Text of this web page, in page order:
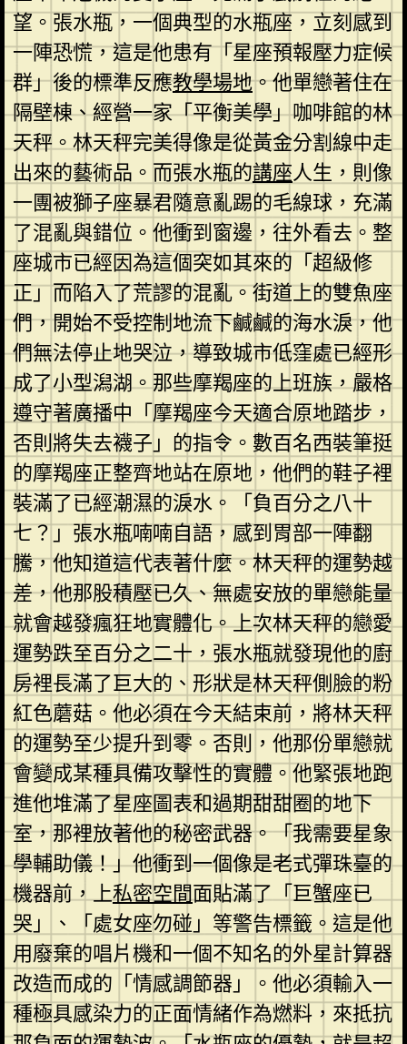
望。張水瓶，一個典型的水瓶座，立刻感到
一陣恐慌，這是他患有「星座預報壓力症候
群」後的標準反應教學場地。他單戀著住在
隔壁棟、經營一家「平衡美學」咖啡館的林
天秤。林天秤完美得像是從黃金分割線中走
出來的藝術品。而張水瓶的講座人生，則像
一團被獅子座暴君隨意亂踢的毛線球，充滿
了混亂與錯位。他衝到窗邊，往外看去。整
座城市已經因為這個突如其來的「超級修
正」而陷入了荒謬的混亂。街道上的雙魚座
們，開始不受控制地流下鹹鹹的海水淚，他
們無法停止地哭泣，導致城市低窪處已經形
成了小型潟湖。那些摩羯座的上班族，嚴格
遵守著廣播中「摩羯座今天適合原地踏步，
否則將失去襪子」的指令。數百名西裝筆挺
的摩羯座正整齊地站在原地，他們的鞋子裡
裝滿了已經潮濕的淚水。「負百分之八十
七？」張水瓶喃喃自語，感到胃部一陣翻
騰，他知道這代表著什麼。林天秤的運勢越
差，他那股積壓已久、無處安放的單戀能量
就會越發瘋狂地實體化。上次林天秤的戀愛
運勢跌至百分之二十，張水瓶就發現他的廚
房裡長滿了巨大的、形狀是林天秤側臉的粉
紅色蘑菇。他必須在今天結束前，將林天秤
的運勢至少提升到零。否則，他那份單戀就
會變成某種具備攻擊性的實體。他緊張地跑
進他堆滿了星座圖表和過期甜甜圈的地下
室，那裡放著他的秘密武器。「我需要星象
學輔助儀！」他衝到一個像是老式彈珠臺的
機器前，上私密空間面貼滿了「巨蟹座已
哭」、「處女座勿碰」等警告標籤。這是他
用廢棄的唱片機和一個不知名的外星計算器
改造而成的「情感調節器」。他必須輸入一
種極具感染力的正面情緒作為燃料，來抵抗